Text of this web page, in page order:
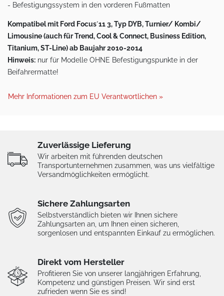
- Befestigungssystem in den vorderen Fußmatten
Kompatibel mit Ford Focus´11 3, Typ DYB, Turnier/ Kombi/
Limousine (auch für Trend, Cool & Connect, Business Edition,
Titanium, ST-Line) ab Baujahr 2010-2014
Hinweis: nur für Modelle OHNE Befestigungspunkte in der
Beifahrermatte!
Mehr Informationen zum EU Verantwortlichen »
Zuverlässige Lieferung
Wir arbeiten mit führenden deutschen
Transportunternehmen zusammen, was uns vielfältige
Versandmöglichkeiten ermöglicht.
Sichere Zahlungsarten
Selbstverständlich bieten wir Ihnen sichere
Zahlungsarten an, um Ihnen einen sicheren,
sorgenlosen und entspannten Einkauf zu ermöglichen.
Direkt vom Hersteller
Profitieren Sie von unserer langjährigen Erfahrung,
Kompetenz und günstigen Preisen. Wir sind erst
zufrieden wenn Sie es sind!